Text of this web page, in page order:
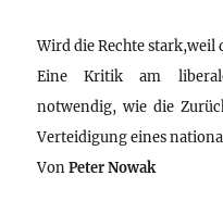
Wird die Rechte stark,weil
Eine Kritik am
notwendig, wie die
Verteidigung eines
VonPeter Nowak